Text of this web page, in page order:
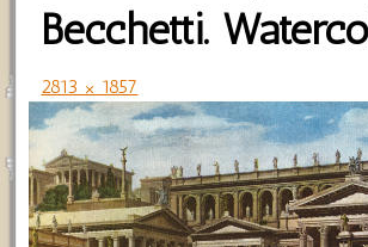
Becchetti.
2813 × 1857